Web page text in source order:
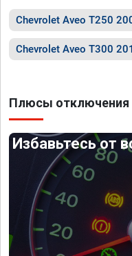
Chevrolet Aveo T250
Chevrolet Aveo T300
Плюсы отключения
Избавьтесь от